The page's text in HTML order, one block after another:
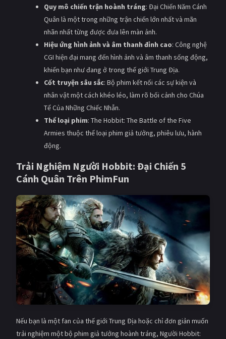
Quy mô chiến trận hoành tráng: Đại Chiến Năm Cánh
Quân là một trong những trận chiến lớn nhất và mãn
nhãn nhất từng được đưa lên màn ảnh.
Hiệu ứng hình ảnh và âm thanh đỉnh cao: Công nghệ
CGI hiện đại mang đến hình ảnh và âm thanh sống động,
khiến bạn như đang ở trong thế giới Trung Địa.
Cốt truyện sâu sắc: Bộ phim kết nối các sự kiện và
nhân vật một cách khéo léo, làm rõ bối cảnh cho Chúa
Tể Của Những Chiếc Nhẫn.
Thể loại phim: The Hobbit: The Battle of the Five
Armies thuộc thể loại phim giả tưởng, phiêu lưu, hành
động.
Trải Nghiệm Người Hobbit: Đại Chiến 5
Cánh Quân Trên PhimFun
Nếu bạn là một fan của thế giới Trung Địa hoặc chỉ đơn giản muốn
trải nghiệm một bộ phim giả tưởng hoành tráng, Người Hobbit: